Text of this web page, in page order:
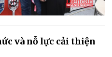
và nỗ lực cải thiện